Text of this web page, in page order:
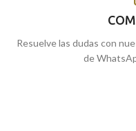
Resuelve las dudas con
de